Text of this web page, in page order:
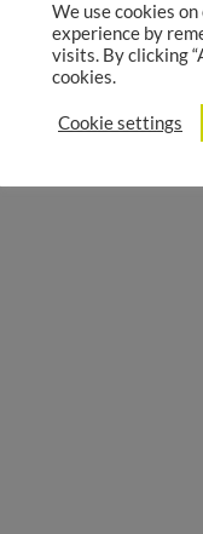
We use cookies
experience by
visits. By clicking
cookies.
Cookie settings